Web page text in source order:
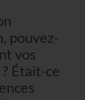
pouvez-
vos
Était-ce